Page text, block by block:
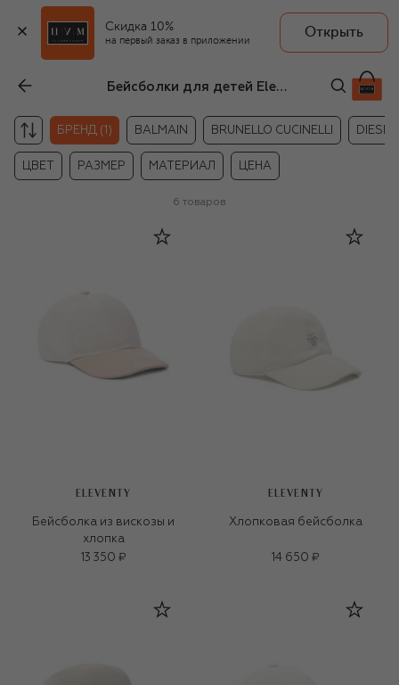
Скидка 10%
на первый заказ в приложении
Открыть
Бейсболки для детей Eleventy
БРЕНД (1) BALMAIN BRUNELLO CUCINELLI DIESEL
ЦВЕТ РАЗМЕР МАТЕРИАЛ ЦЕНА
6 товаров
ELEVENTY
Бейсболка из вискозы и
хлопка
13 350 ₽
ELEVENTY
Хлопковая бейсболка
14 650 ₽